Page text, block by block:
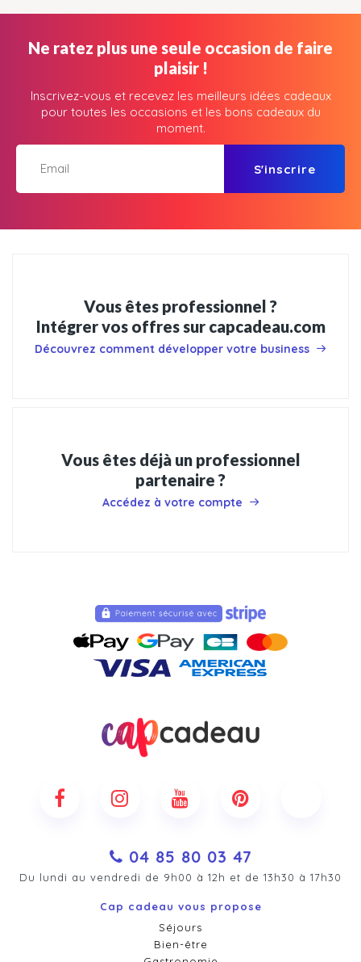
Ne ratez plus une seule occasion de faire
plaisir !
Inscrivez-vous et recevez les meilleurs idées cadeaux
pour toutes les occasions et les bons cadeaux du
moment.
S'inscrire
Vous êtes professionnel ?
Intégrer vos offres sur capcadeau.com
Découvrez comment développer votre business
Vous êtes déjà un professionnel
partenaire ?
Accédez à votre compte
04 85 80 03 47
Du lundi au vendredi de 9h00 à 12h et de 13h30 à 17h30
Cap cadeau vous propose
Séjours
Bien-être